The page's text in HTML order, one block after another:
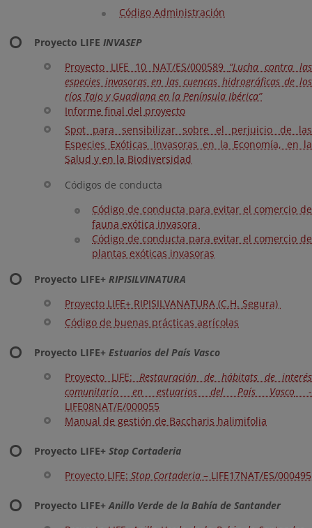
Código Administración
Proyecto LIFE INVASEP
Proyecto LIFE 10 NAT/ES/000589 “Lucha contra las
especies invasoras en las cuencas hidrográficas de los
ríos Tajo y Guadiana en la Península Ibérica”
Informe final del proyecto
Spot para sensibilizar sobre el perjuicio de las
Especies Exóticas Invasoras en la Economía, en la
Salud y en la Biodiversidad
Códigos de conducta
Código de conducta para evitar el comercio de
fauna exótica invasora
Código de conducta para evitar el comercio de
plantas exóticas invasoras
Proyecto LIFE+ RIPISILVINATURA
Proyecto LIFE+ RIPISILVANATURA (C.H. Segura)
Código de buenas prácticas agrícolas
Proyecto LIFE+ Estuarios del País Vasco
Proyecto LIFE:Restauración de hábitats de interés
comunitario en estuarios del País Vasco -
LIFE08NAT/E/000055
Manual de gestión de Baccharis halimifolia
Proyecto LIFE+ Stop Cortaderia
Proyecto LIFE: Stop Cortaderia – LIFE17NAT/ES/000495
Proyecto LIFE+Anillo Verde de la Bahía de Santander